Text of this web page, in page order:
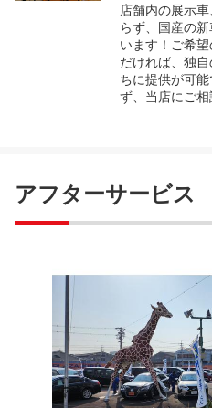
店舗内の展示
らず、国産の
います！ご希
だければ、独
ちに提供が可
ず、当店にご相
アフターサービス